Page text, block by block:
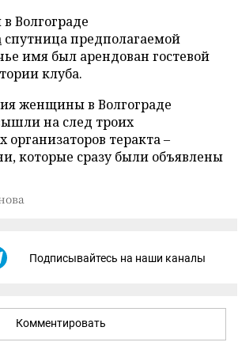
Волгограде
спутница предполагаемой
имя был арендован гостевой
клуба.
женщины в Волгограде
на след троих
теракта –
которые сразу были объявлены
Подписывайтесь на наши каналы
Комментировать